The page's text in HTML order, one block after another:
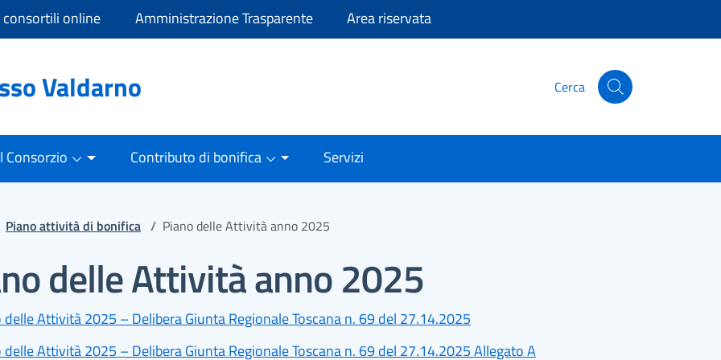
consortili online Amministrazione Trasparente Area riservata
Valdarno Cerca Cerca nel sito
Consorzio Contributo di bonifica Servizi
Piano attività di bonifica / Piano delle Attività anno 2025
delle Attività anno 2025
delle Attività 2025 – Delibera Giunta Regionale Toscana n. 69 del 27.14.2025
delle Attività 2025 – Delibera Giunta Regionale Toscana n. 69 del 27.14.2025 Allegato A